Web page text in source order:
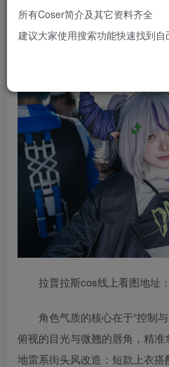
拉普拉斯cos线上看图地址：
角色气质的核心在于“控制
俯视的目光与微翘的唇角，精
地雷系街头风改造：短款上衣
所有Coser简介及其它资料齐全
建议大家使用搜索功能快速找到自